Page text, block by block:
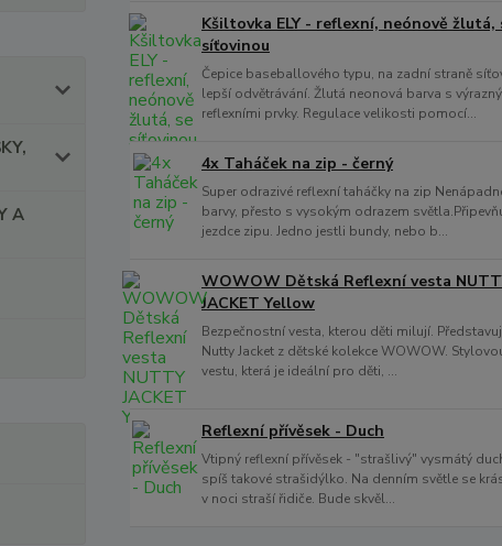
A
Kšiltovka ELY - reflexní, neónově žlutá,
síťovinou
Čepice baseballového typu, na zadní straně
lepší odvětrávání. Žlutá neonová barva s
reflexními prvky. Regulace velikosti pomocí...
4x Taháček na zip - černý
Super odrazivé reflexní taháčky na zip
barvy, přesto s vysokým odrazem
jezdce zipu. Jedno jestli bundy, nebo b...
WOWOW Dětská Reflexní vesta
JACKET Yellow
Bezpečnostní vesta, kterou děti milují.
Nutty Jacket z dětské kolekce WOWOW.
vestu, která je ideální pro děti, ...
Reflexní přívěsek - Duch
Vtipný reflexní přívěsek - "strašlivý" vysmátý
spíš takové strašidýlko. Na denním světle se
v noci straší řidiče. Bude skvěl...